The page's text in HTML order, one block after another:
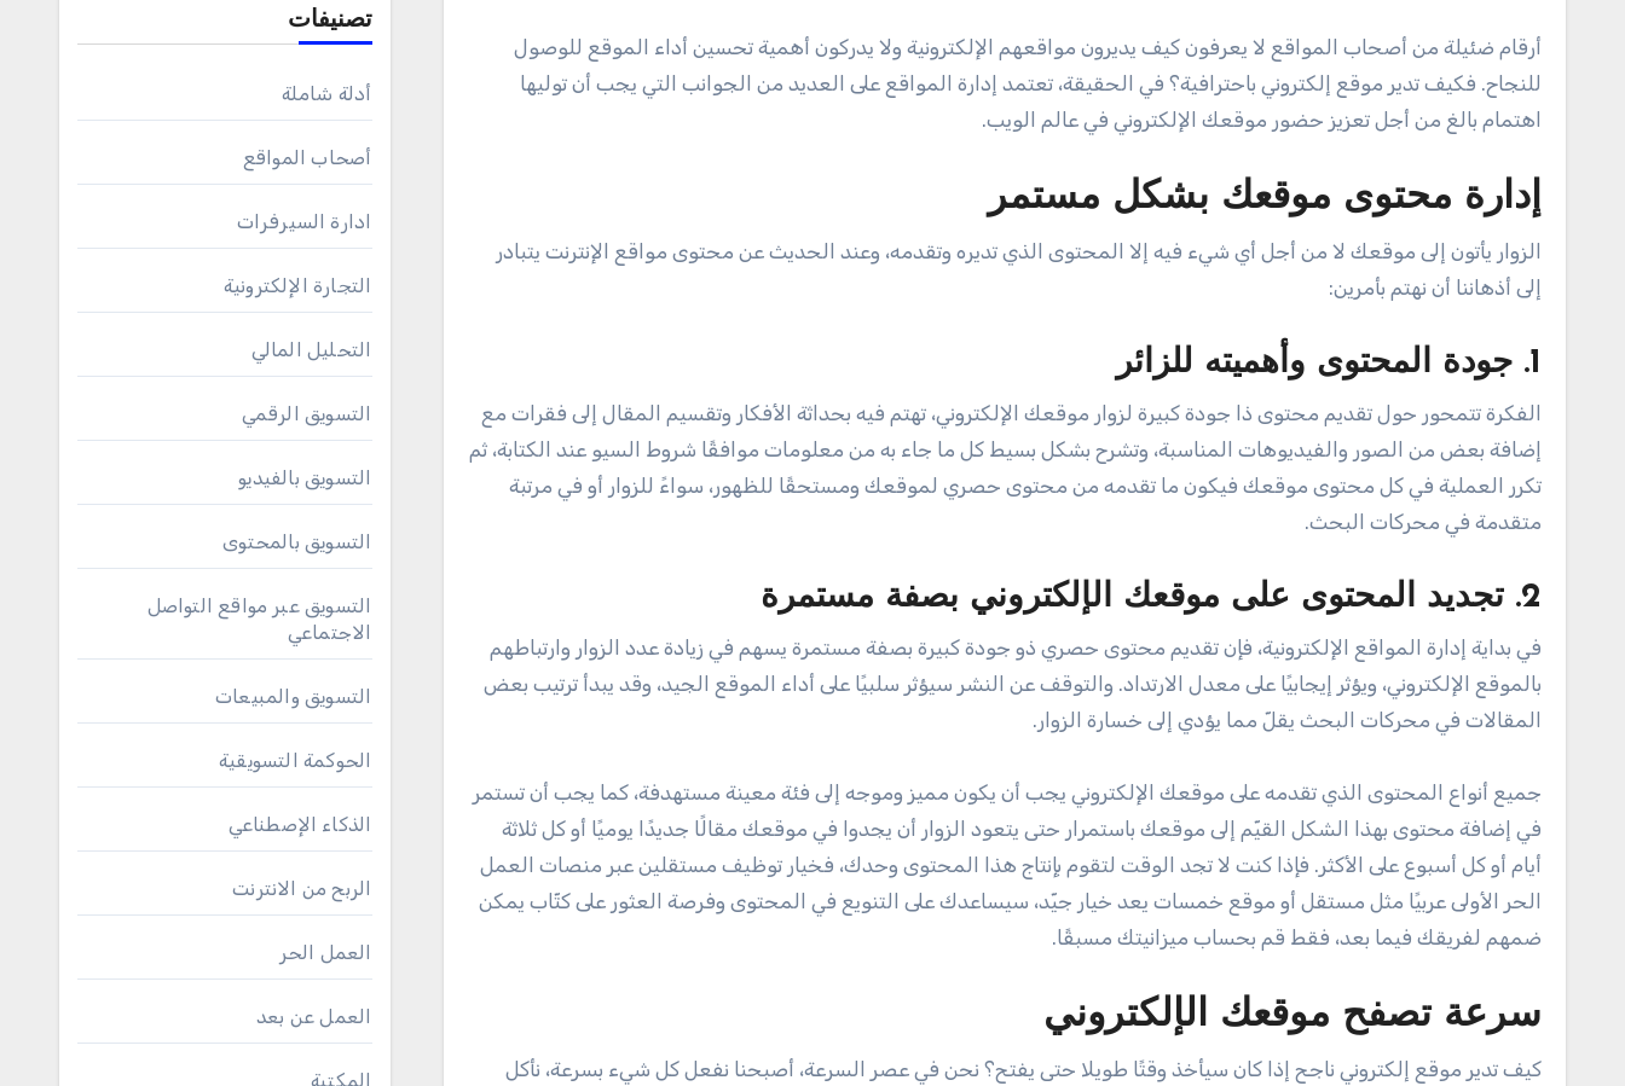
أرقام ضئيلة من أصحاب المواقع لا يعرفون كيف يديرون مواقعهم الإلكترونية ولا يدركون أهمية تحسين أداء الموقع للوصول
للنجاح. فكيف تدير موقع إلكتروني باحترافية؟ في الحقيقة، تعتمد إدارة المواقع على العديد من الجوانب التي يجب أن توليها
اهتمام بالغ من أجل تعزيز حضور موقعك الإلكتروني في عالم الويب.
إدارة محتوى موقعك بشكل مستمر
الزوار يأتون إلى موقعك لا من أجل أي شيء فيه إلا المحتوى الذي تديره وتقدمه، وعند الحديث عن محتوى مواقع الإنترنت يتبادر
إلى أذهاننا أن نهتم بأمرين:
1. جودة المحتوى وأهميته للزائر
الفكرة تتمحور حول تقديم محتوى ذا جودة كبيرة لزوار موقعك الإلكتروني، تهتم فيه بحداثة الأفكار وتقسيم المقال إلى فقرات مع
إضافة بعض من الصور والفيديوهات المناسبة، وتشرح بشكل بسيط كل ما جاء به من معلومات موافقًا شروط السيو عند الكتابة، ثم
تكرر العملية في كل محتوى موقعك فيكون ما تقدمه من محتوى حصري لموقعك ومستحقًا للظهور، سواءً للزوار أو في مرتبة
متقدمة في محركات البحث.
2. تجديد المحتوى على موقعك الإلكتروني بصفة مستمرة
في بداية إدارة المواقع الإلكترونية، فإن تقديم محتوى حصري ذو جودة كبيرة بصفة مستمرة يسهم في زيادة عدد الزوار وارتباطهم
بالموقع الإلكتروني، ويؤثر إيجابيًا على معدل الارتداد. والتوقف عن النشر سيؤثر سلبيًا على أداء الموقع الجيد، وقد يبدأ ترتيب بعض
المقالات في محركات البحث يقلّ مما يؤدي إلى خسارة الزوار.
جميع أنواع المحتوى الذي تقدمه على موقعك الإلكتروني يجب أن يكون مميز وموجه إلى فئة معينة مستهدفة، كما يجب أن تستمر
في إضافة محتوى بهذا الشكل القيّم إلى موقعك باستمرار حتى يتعود الزوار أن يجدوا في موقعك مقالًا جديدًا يوميًا أو كل ثلاثة
أيام أو كل أسبوع على الأكثر. فإذا كنت لا تجد الوقت لتقوم بإنتاج هذا المحتوى وحدك، فخيار توظيف مستقلين عبر منصات العمل
الحر الأولى عربيًا مثل مستقل أو موقع خمسات يعد خيار جيّد، سيساعدك على التنويع في المحتوى وفرصة العثور على كتّاب يمكن
ضمهم لفريقك فيما بعد، فقط قم بحساب ميزانيتك مسبقًا.
سرعة تصفح موقعك الإلكتروني
كيف تدير موقع إلكتروني ناجح إذا كان سيأخذ وقتًا طويلا حتى يفتح؟ نحن في عصر السرعة، أصبحنا نفعل كل شيء بسرعة، نأكل
تصنيفات
أدلة شاملة
أصحاب المواقع
ادارة السيرفرات
التجارة الإلكترونية
التحليل المالي
التسويق الرقمي
التسويق بالفيديو
التسويق بالمحتوى
التسويق عبر مواقع التواصل
الاجتماعي
التسويق والمبيعات
الحوكمة التسويقية
الذكاء الإصطناعي
الربح من الانترنت
العمل الحر
العمل عن بعد
المكتبة